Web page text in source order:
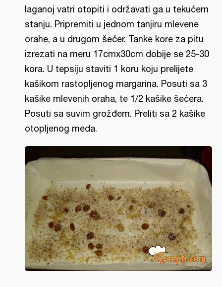
laganoj vatri otopiti i održavati ga u tekućem
stanju. Pripremiti u jednom tanjiru mlevene
orahe, a u drugom šećer. Tanke kore za pitu
izrezati na meru 17cmx30cm dobije se 25-30
kora. U tepsiju staviti 1 koru koju prelijete
kašikom rastopljenog margarina. Posuti sa 3
kašike mlevenih oraha, te 1/2 kašike šećera.
Posuti sa suvim grožđem. Preliti sa 2 kašike
otopljenog meda.